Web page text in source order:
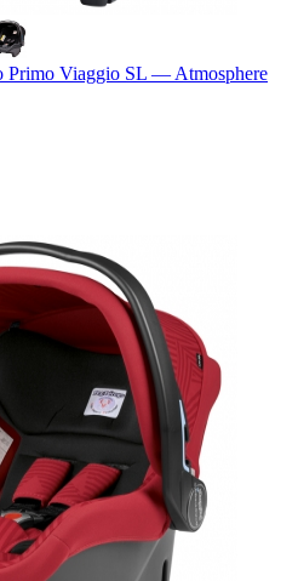
Primo Viaggio SL — Atmosphere